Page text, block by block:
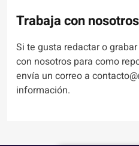
Trabaja con
Si te gusta redactar o
con nosotros para como
envía un correo a
información.